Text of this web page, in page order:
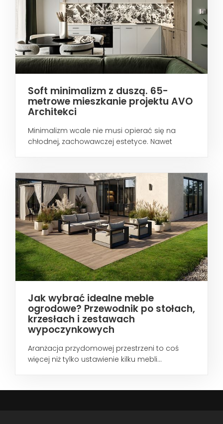
Soft minimalizm z duszą. 65-
metrowe mieszkanie projektu AVO
Architekci
Minimalizm wcale nie musi opierać się na
chłodnej, zachowawczej estetyce. Nawet
Jak wybrać idealne meble
ogrodowe? Przewodnik po stołach,
krzesłach i zestawach
wypoczynkowych
Aranżacja przydomowej przestrzeni to coś
więcej niż tylko ustawienie kilku mebli...